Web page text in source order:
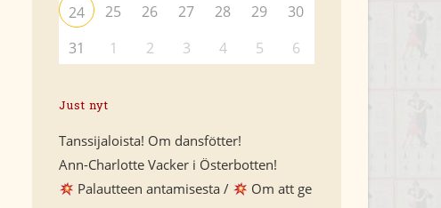
24
25 26 27 28 29
30
31
1 2 3 4 5 6
Just nyt
Tanssijaloista! Om dansfötter!
Ann-Charlotte Vacker i Österbotten!
Palautteen antamisesta /
Om att ge